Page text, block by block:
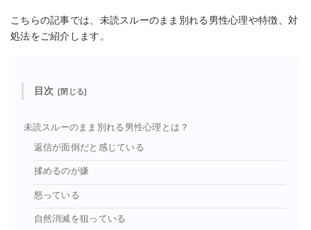
こちらの記事では、未読スルーのまま別れる男性心理や特徴、対
処法をご紹介します。
目次
未読スルーのまま別れる男性心理とは？
返信が面倒だと感じている
揉めるのが嫌
怒っている
自然消滅を狙っている